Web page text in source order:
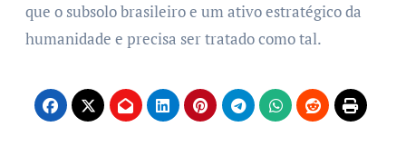
que o subsolo brasileiro e um ativo estratégico da
humanidade e precisa ser tratado como tal.